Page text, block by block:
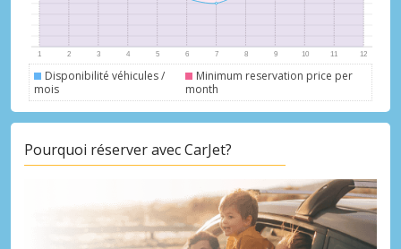
Disponibilité véhicules /
mois
Minimum reservation price per
month
Pourquoi réserver avec CarJet?